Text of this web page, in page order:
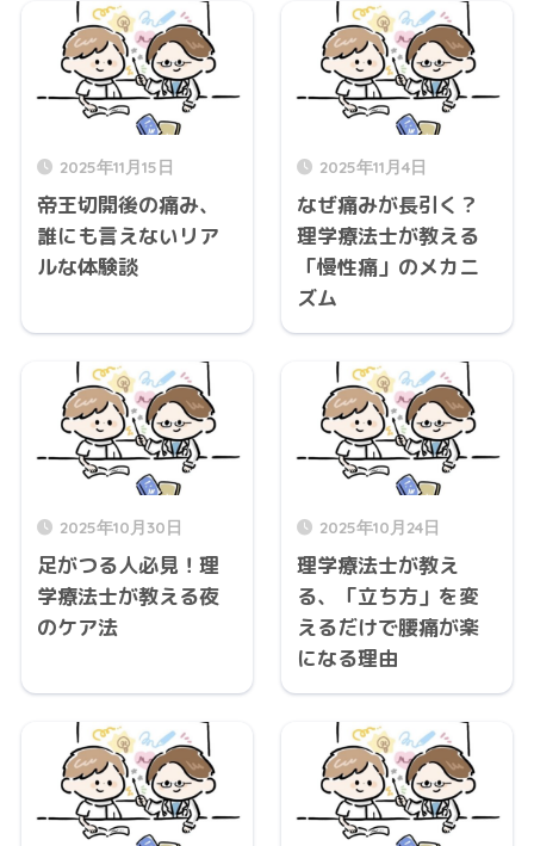
2025年11月15日
帝王切開後の痛み、
誰にも言えないリア
ルな体験談
2025年11月4日
なぜ痛みが長引く？
理学療法士が教える
「慢性痛」のメカニ
ズム
2025年10月30日
足がつる人必見！理
学療法士が教える夜
のケア法
2025年10月24日
理学療法士が教え
る、「立ち方」を変
えるだけで腰痛が楽
になる理由